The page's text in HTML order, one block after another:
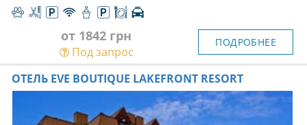
от 1842 грн
Под запрос
ПОДРОБНЕЕ
ОТЕЛЬ EVE BOUTIQUE LAKEFRONT RESORT